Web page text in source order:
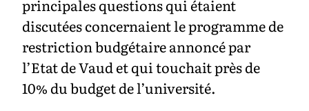
principales questions qui étaient
discutées concernaient le programme de
restriction budgétaire annoncé par
l’Etat de Vaud et qui touchait près de
10% du budget de l’université.